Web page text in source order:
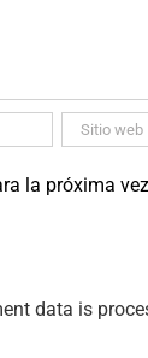
la próxima
data is